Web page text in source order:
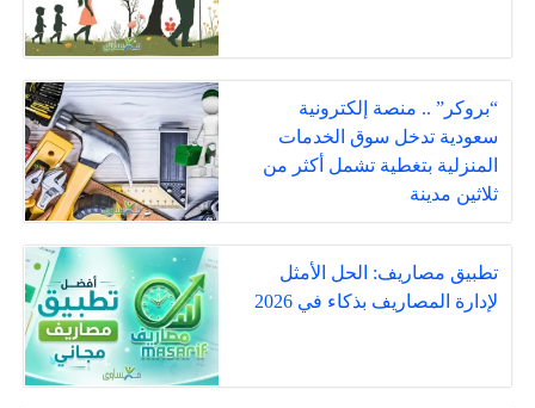
“بروكر” .. منصة إلكترونية
سعودية تدخل سوق الخدمات
المنزلية بتغطية تشمل أكثر من
ثلاثين مدينة
تطبيق مصاريف: الحل الأمثل
لإدارة المصاريف بذكاء في 2026